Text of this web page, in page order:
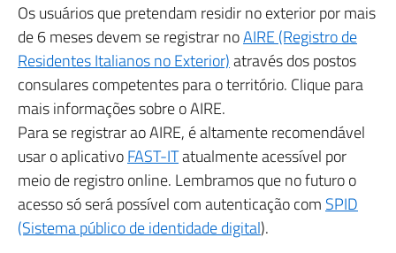
Os usuários que pretendam residir no exterior por mais
de 6 meses devem se registrar noAIRE (Registro de
Residentes Italianos no Exterior)através dos postos
consulares competentes para o território. Clique para
mais informações sobre o AIRE.
Para se registrar ao AIRE, é altamente recomendável
usar o aplicativoFAST-ITatualmente acessível por
meio de registro online. Lembramos que no futuro o
acesso só será possível com autenticação com SPID
(Sistema público de identidade digital).